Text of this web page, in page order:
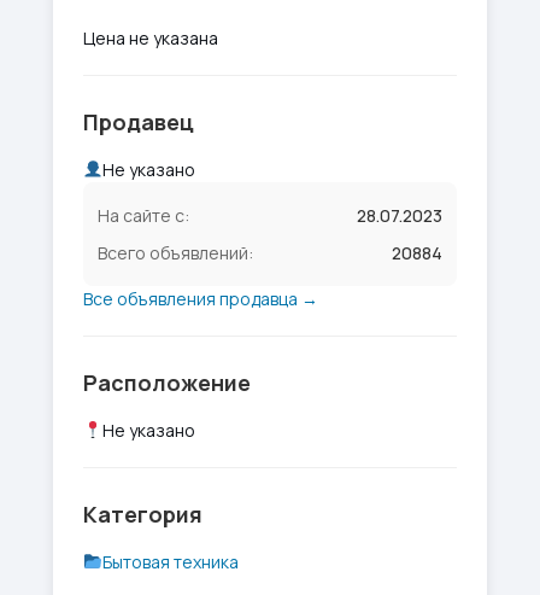
Цена не указана
Продавец
Не указано
На сайте с:
28.07.2023
Всего объявлений:
20884
Все объявления продавца →
Расположение
Не указано
Категория
Бытовая техника